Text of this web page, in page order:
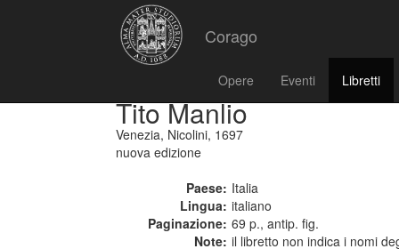
Corago
Opere Eventi Libretti
Tito Manlio
Venezia, Nicolini, 1697
nuova edizione
Paese: Italia
Lingua: italiano
Paginazione: 69 p., antip. fig.
Note: il libretto non indica i nomi